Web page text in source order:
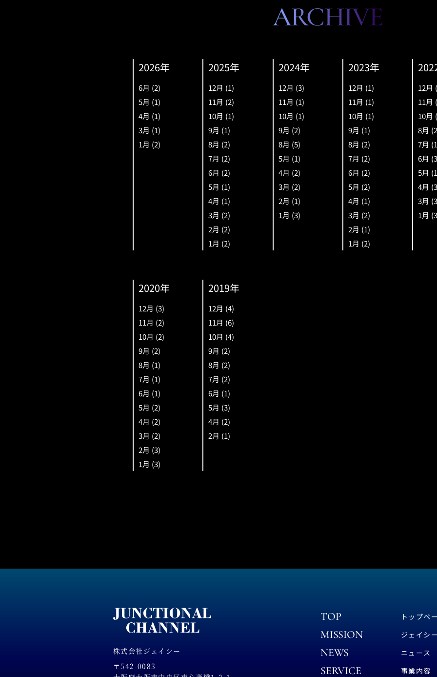
ARCHIVE
2026年
6月 (2)
5月 (1)
4月 (1)
3月 (1)
1月 (2)
2025年
12月 (1)
11月 (2)
10月 (1)
9月 (1)
8月 (2)
7月 (2)
6月 (2)
5月 (1)
4月 (1)
3月 (2)
2月 (2)
1月 (2)
2024年
12月 (3)
11月 (1)
10月 (1)
9月 (2)
8月 (5)
5月 (1)
4月 (2)
3月 (2)
2月 (1)
1月 (3)
2023年
12月 (1)
11月 (1)
10月 (1)
9月 (1)
8月 (2)
7月 (2)
6月 (2)
5月 (2)
4月 (1)
3月 (2)
2月 (1)
1月 (2)
12月
11月
10月
8月
7月
6月
5月
4月
3月
1月
2020年
12月 (3)
11月 (2)
10月 (2)
9月 (2)
8月 (1)
7月 (1)
6月 (1)
5月 (2)
4月 (2)
3月 (2)
2月 (3)
1月 (3)
2019年
12月 (4)
11月 (6)
10月 (4)
9月 (2)
8月 (2)
7月 (2)
6月 (1)
5月 (3)
4月 (2)
2月 (1)
株式会社ジェイシー
〒542-0083
TOP トップペ
MISSION ジェイシ
NEWS ニュース
SERVICE 事業内容